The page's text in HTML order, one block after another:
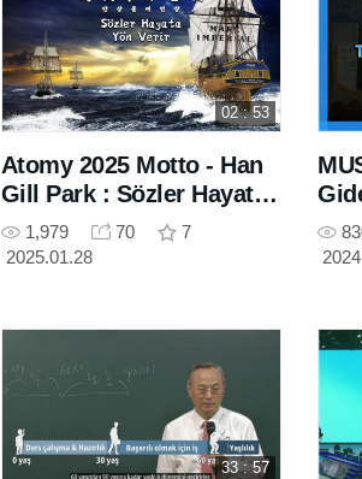
02 : 53
Atomy 2025 Motto - Han
Gill Park : Sözler Hayata
Yön Verir !
1,979 70
7
2025.01.28
Park
33 : 57